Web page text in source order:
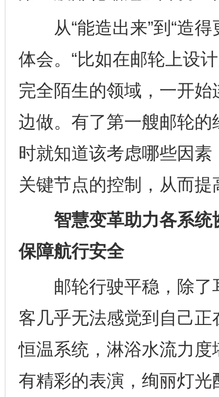
从“能造出来”到“造得
体会。“比如在邮轮上设
完全陌生的领域，一开
边做。有了第一艘邮轮
时就知道该考虑哪些因
关键节点的控制，从而提
智慧变革助力各系统
保障航行安全
邮轮行驶平稳，除了
客几乎无法感觉到自己
恒温系统，淋浴水流力
有精彩的表演，绚丽灯